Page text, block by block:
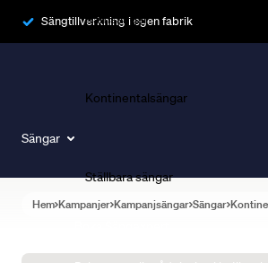
Sängtillverkning i egen fabrik
Sängar
Ramsängar
Kontinentalsängar
Ställbara sängar
Hem Kampanjer Kampanjsängar Sängar